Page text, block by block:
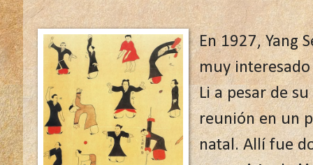
En 1927, Yang
muy
Li a pesar de
reunión en un
natal. Allí fue